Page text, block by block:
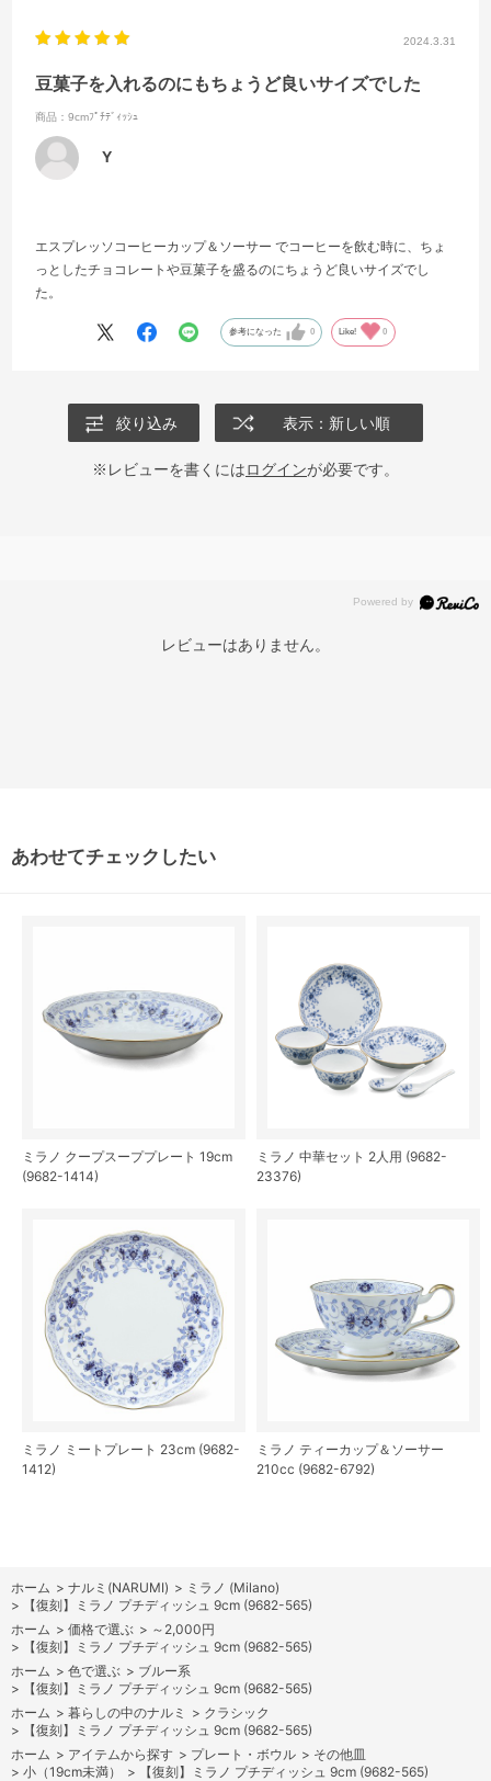
2024.3.31
豆菓子を入れるのにもちょうど良いサイズでした
商品：9cmﾌﾟﾁﾃﾞｨｯｼｭ
Y
エスプレッソコーヒーカップ＆ソーサー でコーヒーを飲む時に、ちょ
っとしたチョコレートや豆菓子を盛るのにちょうど良いサイズでし
た。
参考になった 0 Like! 0
絞り込み 表示：新しい順
※レビューを書くにはログインが必要です。
レビューはありません。
あわせてチェックしたい
ミラノ クープスーププレート 19cm
(9682-1414)
ミラノ 中華セット 2人用 (9682-
23376)
ミラノ ミートプレート 23cm (9682-
1412)
ミラノ ティーカップ＆ソーサー
210cc (9682-6792)
ホーム > ナルミ(NARUMI) > ミラノ (Milano)
>
【復刻】ミラノ プチディッシュ 9cm (9682-565)
ホーム > 価格で選ぶ > ～2,000円
>
【復刻】ミラノ プチディッシュ 9cm (9682-565)
ホーム > 色で選ぶ > ブルー系
>
【復刻】ミラノ プチディッシュ 9cm (9682-565)
ホーム > 暮らしの中のナルミ > クラシック
>
【復刻】ミラノ プチディッシュ 9cm (9682-565)
ホーム > アイテムから探す > プレート・ボウル > その他皿
> 小（19cm未満） > 【復刻】ミラノ プチディッシュ 9cm (9682-565)